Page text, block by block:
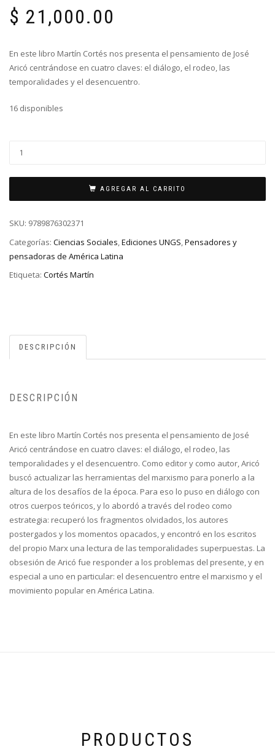
$ 21,000.00
En este libro Martín Cortés nos presenta el pensamiento de José
Aricó centrándose en cuatro claves: el diálogo, el rodeo, las
temporalidades y el desencuentro.
16 disponibles
AGREGAR AL CARRITO
SKU: 9789876302371
Categorías: Ciencias Sociales,Ediciones UNGS,Pensadores y
pensadoras de América Latina
Etiqueta: Cortés Martín
DESCRIPCIÓN
DESCRIPCIÓN
En este libro Martín Cortés nos presenta el pensamiento de José
Aricó centrándose en cuatro claves: el diálogo, el rodeo, las
temporalidades y el desencuentro. Como editor y como autor, Aricó
buscó actualizar las herramientas del marxismo para ponerlo a la
altura de los desafíos de la época. Para eso lo puso en diálogo con
otros cuerpos teóricos, y lo abordó a través del rodeo como
estrategia: recuperó los fragmentos olvidados, los autores
postergados y los momentos opacados, y encontró en los escritos
del propio Marx una lectura de las temporalidades superpuestas. La
obsesión de Aricó fue responder a los problemas del presente, y en
especial a uno en particular: el desencuentro entre el marxismo y el
movimiento popular en América Latina.
PRODUCTOS